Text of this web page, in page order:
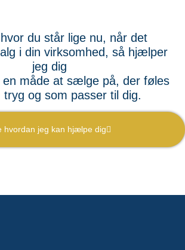
du står lige nu, når det
i din virksomhed, så hjælper
jeg dig
en måde at sælge på, der føles
tryg og som passer til dig.
hvordan jeg kan hjælpe dig